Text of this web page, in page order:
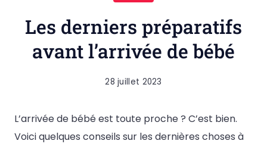
Les derniers préparatifs
avant l’arrivée de bébé
28 juillet 2023
L’arrivée de bébé est toute proche ? C’est bien.
Voici quelques conseils sur les dernières choses à